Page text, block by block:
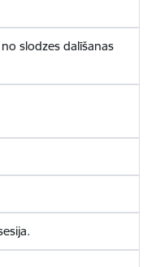
slodzes dalīšanas